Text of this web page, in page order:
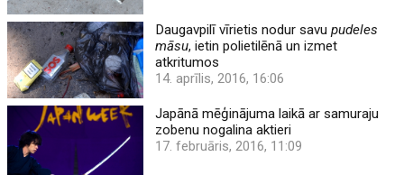
Daugavpilī vīrietis nodur savupudeles
māsu, ietin polietilēnā un izmet
atkritumos
14. aprīlis, 2016, 16:06
Japānā mēģinājuma laikā ar samuraju
zobenu nogalina aktieri
17. februāris, 2016, 11:09